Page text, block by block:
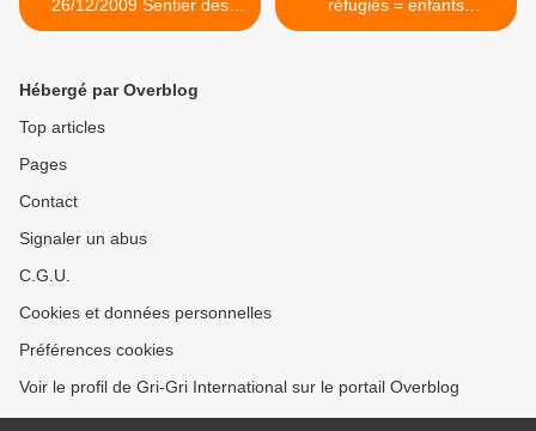
26/12/2009 Sentier des
Halles
réfugiés = enfants
scolarisés - Ghana
Hébergé par Overblog
Top articles
Pages
Contact
Signaler un abus
C.G.U.
Cookies et données personnelles
Préférences cookies
Voir le profil de Gri-Gri International sur le portail Overblog